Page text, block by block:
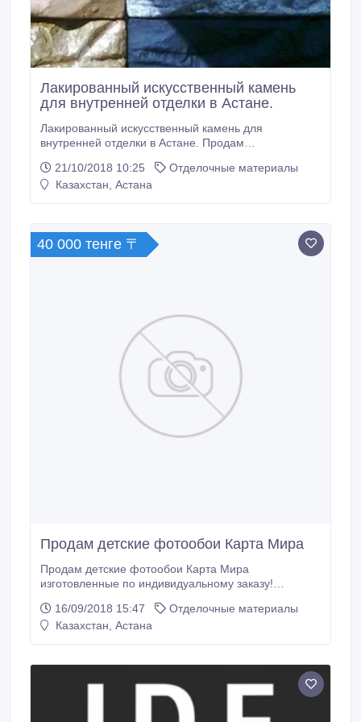
Лакированный искусственный камень
для внутренней отделки в Астане.
Лакированный искусственный камень для
внутренней отделки в Астане. Продам
Большой выбор вариантов дизайна и цветов в
любых объемах. Подробности по телефону. 8 775
21/10/2018 10:25
Отделочные материалы
Казахстан, Астана
40 000 тенге 〒
Продам детские фотообои Карта Мира
Продам детские фотообои Карта Мира
изготовленные по индивидуальному заказу!
16/09/2018 15:47
Отделочные материалы
Казахстан, Астана